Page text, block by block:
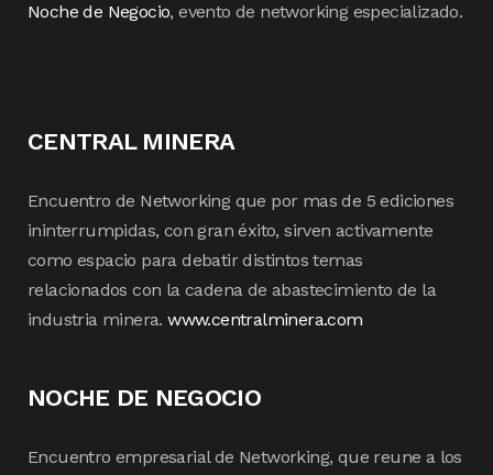
Noche de Negocio, evento de networking especializado.
CENTRAL MINERA
Encuentro de Networking que por mas de 5 ediciones
ininterrumpidas, con gran éxito, sirven activamente
como espacio para debatir distintos temas
relacionados con la cadena de abastecimiento de la
industria minera.www.centralminera.com
NOCHE DE NEGOCIO
Encuentro empresarial de Networking, que reune a los